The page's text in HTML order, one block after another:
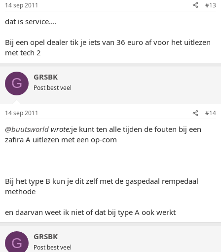
14 sep 2011 #13
dat is service....
Bij een opel dealer tik je iets van 36 euro af voor het uitlezen
met tech 2
G GRSBK
Post best veel
14 sep 2011 #14
@buutsworld wrote:je kunt ten alle tijden de fouten bij een
zafira A uitlezen met een op-com
Bij het type B kun je dit zelf met de gaspedaal rempedaal
methode
en daarvan weet ik niet of dat bij type A ook werkt
G GRSBK
Post best veel